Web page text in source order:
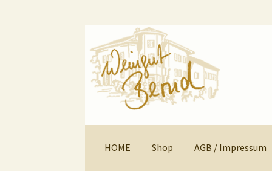
Navigation
springen
Inhalt
springen
HOME Shop AGB / Impressum